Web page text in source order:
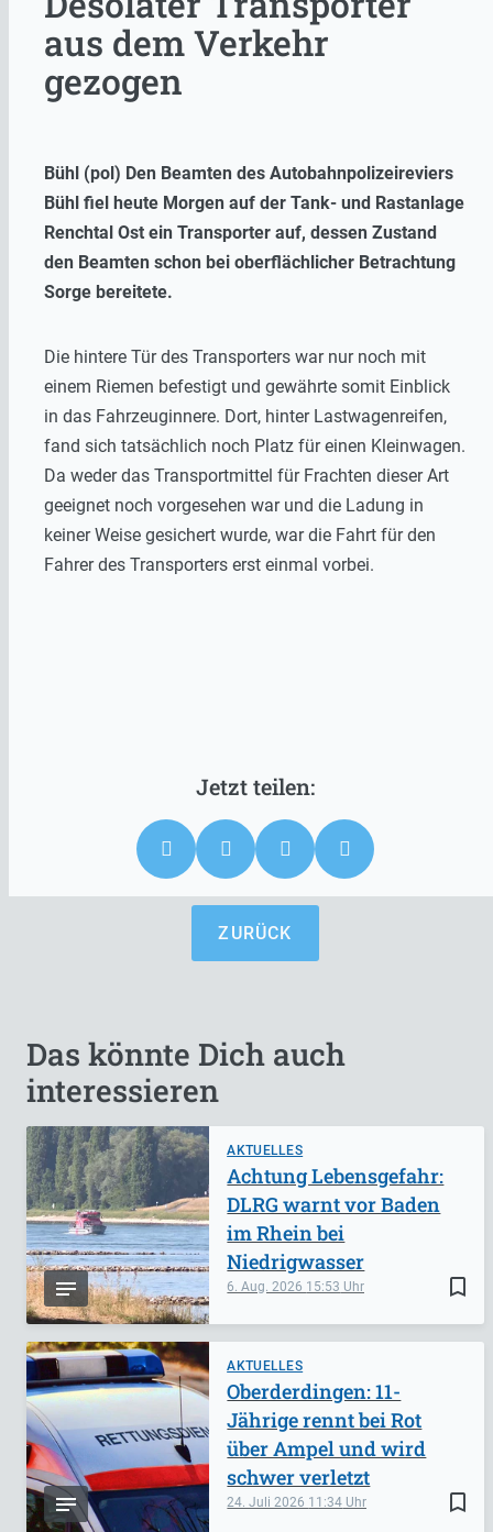
aus dem Verkehr
gezogen
Bühl (pol) Den Beamten des Autobahnpolizeireviers
Bühl fiel heute Morgen auf der Tank- und Rastanlage
Renchtal Ost ein Transporter auf, dessen Zustand
den Beamten schon bei oberflächlicher Betrachtung
Sorge bereitete.
Die hintere Tür des Transporters war nur noch mit
einem Riemen befestigt und gewährte somit Einblick
in das Fahrzeuginnere. Dort, hinter Lastwagenreifen,
fand sich tatsächlich noch Platz für einen Kleinwagen.
Da weder das Transportmittel für Frachten dieser Art
geeignet noch vorgesehen war und die Ladung in
keiner Weise gesichert wurde, war die Fahrt für den
Fahrer des Transporters erst einmal vorbei.
ZURÜCK
Das könnte Dich auch
interessieren
AKTUELLES
bookmark_border
6. Aug. 2026 15:53
Achtung Lebensgefahr:
DLRG warnt vor Baden
im Rhein bei
Niedrigwasser
AKTUELLES
bookmark_border
24. Juli 2026 11:34
Oberderdingen: 11-
Jährige rennt bei Rot
über Ampel und wird
schwer verletzt